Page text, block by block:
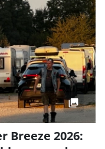
Breeze 2026: